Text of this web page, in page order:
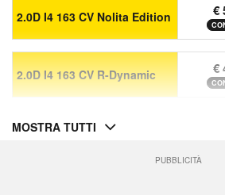
2.0D I4 163 CV Nolita Edition €
2.0D I4 163 CV R-Dynamic €
MOSTRA TUTTI
PUBBLICITÀ